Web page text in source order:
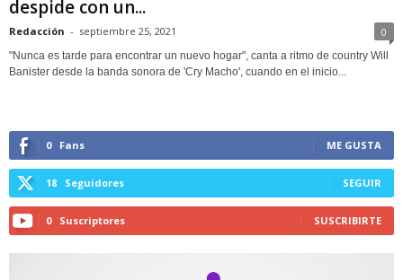
despide con un...
Redacción - septiembre 25, 2021 0
"Nunca es tarde para encontrar un nuevo hogar", canta a ritmo de country Will
Banister desde la banda sonora de 'Cry Macho', cuando en el inicio...
0 Fans ME GUSTA
18 Seguidores SEGUIR
0 Suscriptores SUSCRIBIRTE